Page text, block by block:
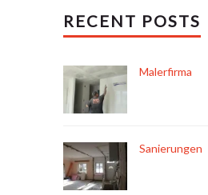
RECENT POSTS
Malerfirma
Sanierungen